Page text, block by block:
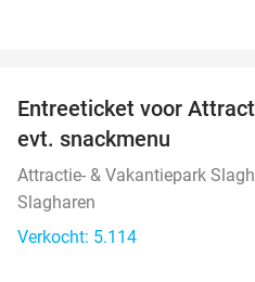
Entreeticket voor
evt. snackmenu
Attractie- & Vakantiepark
Slagharen
Verkocht: 5.114